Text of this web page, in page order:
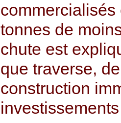
tonnes de
chute est
que traverse,
construction